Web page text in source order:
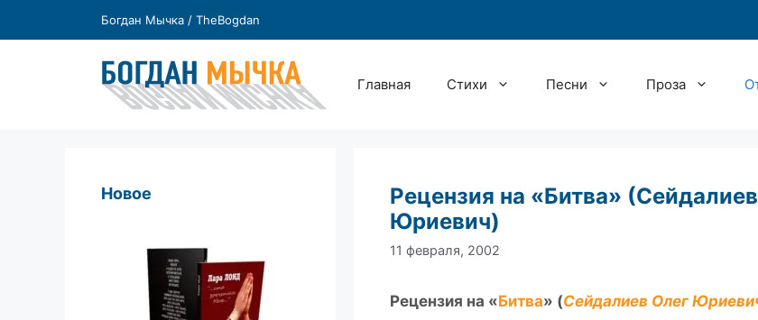
Богдан Мычка / TheBogdan
Главная Стихи Песни Проза
Рецензия на «Битва»
Юриевич)
11 февраля, 2002
Рецензия на «Битва» (Сейдалиев Олег
Новое